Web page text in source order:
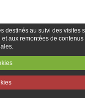
destinés au suivi des visites
aux remontées de contenus